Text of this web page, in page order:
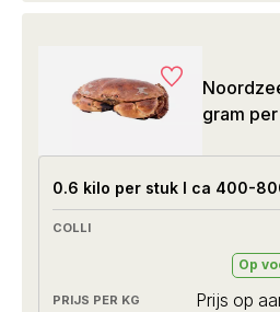
gram
0.6 kilo per stuk I ca 400-
Op
Prijs op